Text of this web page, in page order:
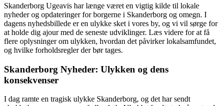
Skanderborg Ugeavis har længe været en vigtig kilde til lokale
nyheder og opdateringer for borgerne i Skanderborg og omegn. I
dagens nyhedsbillede er en ulykke sket i vores by, og vi vil sørge for
at holde dig ajour med de seneste udviklinger. Læs videre for at få
flere oplysninger om ulykken, hvordan det påvirker lokalsamfundet,
og hvilke forholdsregler der bør tages.
Skanderborg Nyheder: Ulykken og dens
konsekvenser
I dag ramte en tragisk ulykke Skanderborg, og det har sendt